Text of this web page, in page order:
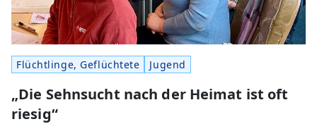
Flüchtlinge, Geflüchtete Jugend
„Die Sehnsucht nach der Heimat ist oft
riesig“